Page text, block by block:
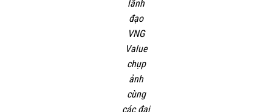
lãnh
đạo
VNG
Value
chụp
ảnh
cùng
các đại